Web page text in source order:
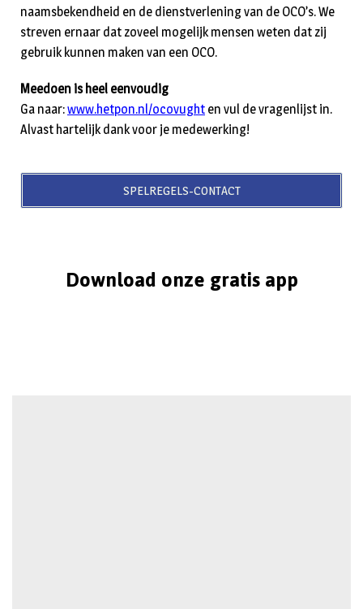
naamsbekendheid en de dienstverlening van de OCO’s. We
streven ernaar dat zoveel mogelijk mensen weten dat zij
gebruik kunnen maken van een OCO.
Meedoen is heel eenvoudig
Ga naar:www.hetpon.nl/ocovught en vul de vragenlijst in.
Alvast hartelijk dank voor je medewerking!
SPELREGELS-CONTACT
Download onze gratis app